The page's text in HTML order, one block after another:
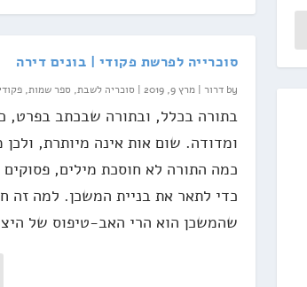
סוכרייה לפרשת פקודי | בונים דירה
by דרור| מרץ 9, 2019 | סוכריה לשבת, ספר שמות,
בתורה בכלל, ובתורה שבכתב בפרט,
ומדודה. שום אות אינה מיותרת, ולכן
כמה התורה לא חוסכת מילים,
כדי לתאר את בניית המשכן. למה זה
שהמשכן הוא הרי האב-טיפוס של